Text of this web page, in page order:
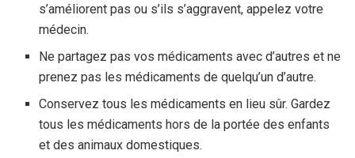
s’améliorent pas ou s’ils s’aggravent, appelez votre
médecin.
Ne partagez pas vos médicaments avec d’autres et ne
prenez pas les médicaments de quelqu’un d’autre.
Conservez tous les médicaments en lieu sûr. Gardez
tous les médicaments hors de la portée des enfants
et des animaux domestiques.